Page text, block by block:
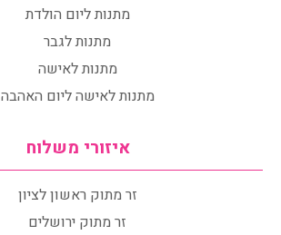
מתנות ליום הולדת
מתנות לגבר
מתנות לאישה
מתנות לאישה ליום האהבה
איזורי משלוח
זר מתוק ראשון לציון
זר מתוק ירושלים